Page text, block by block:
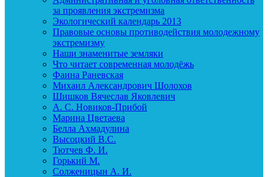
за проявления экстремизма
Экологический календарь 2013
Правовые основы противодействия молодежному
экстремизму
Наши знаменитые земляки
Что читает современная молодёжь
Фаина Раневская
Михаил Александрович Шолохов
Шишков Вячеслав Яковлевич
А. С. Новиков-Прибой
Марина Цветаева
Белла Ахмадулина
Высоцкий В.С.
Тютчев Ф. И.
Горький М.
Солженицын А. И.